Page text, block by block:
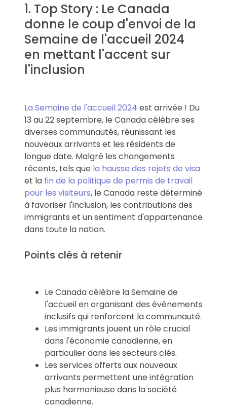
1. Top Story : Le Canada
donne le coup d'envoi de la
Semaine de l'accueil 2024
en mettant l'accent sur
l'inclusion
La Semaine de l'accueil 2024 est arrivée ! Du
13 au 22 septembre, le Canada célèbre ses
diverses communautés, réunissant les
nouveaux arrivants et les résidents de
longue date. Malgré les changements
récents, tels que la hausse des rejets de visa
et la fin de la politique de permis de travail
pour les visiteurs, le Canada reste déterminé
à favoriser l'inclusion, les contributions des
immigrants et un sentiment d'appartenance
dans toute la nation.
Points clés à retenir
Le Canada célèbre la Semaine de
l'accueil en organisant des événements
inclusifs qui renforcent la communauté.
Les immigrants jouent un rôle crucial
dans l'économie canadienne, en
particulier dans les secteurs clés.
Les services offerts aux nouveaux
arrivants permettent une intégration
plus harmonieuse dans la société
canadienne.